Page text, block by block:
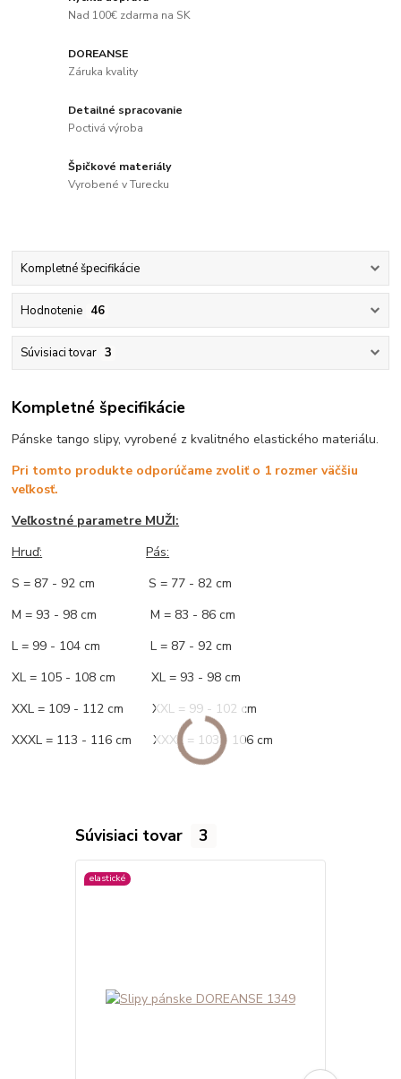
Nad 100€ zdarma na SK
DOREANSE
Záruka kvality
Detailné spracovanie
Poctivá výroba
Špičkové materiály
Vyrobené v Turecku
Kompletné špecifikácie
Hodnotenie 46
Súvisiaci tovar 3
Kompletné špecifikácie
Pánske tango slipy, vyrobené z kvalitného elastického materiálu.
Pri tomto produkte odporúčame zvoliť o 1 rozmer väčšiu
veľkosť.
Veľkostné parametre MUŽI:
Hruď:
Pás:
S = 87 - 92 cm S = 77 - 82 cm
M = 93 - 98 cm M = 83 - 86 cm
L = 99 - 104 cm L = 87 - 92 cm
XL = 105 - 108 cm XL = 93 - 98 cm
XXL = 109 - 112 cm XXL = 99 - 102 cm
XXXL = 113 - 116 cm XXXL = 103 - 106 cm
Súvisiaci tovar 3
elastické